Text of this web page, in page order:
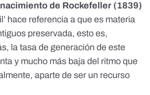
de Rockefeller (1839)
hace referencia a que es materia
preservada, esto es,
la tasa de generación de este
y mucho más baja del ritmo que
aparte de ser un recurso